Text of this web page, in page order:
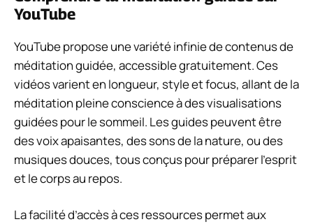
YouTube
YouTube propose une variété infinie de contenus de
méditation guidée, accessible gratuitement. Ces
vidéos varient en longueur, style et focus, allant de la
méditation pleine conscience à des visualisations
guidées pour le sommeil. Les guides peuvent être
des voix apaisantes, des sons de la nature, ou des
musiques douces, tous conçus pour préparer l’esprit
et le corps au repos.
La facilité d’accès à ces ressources permet aux